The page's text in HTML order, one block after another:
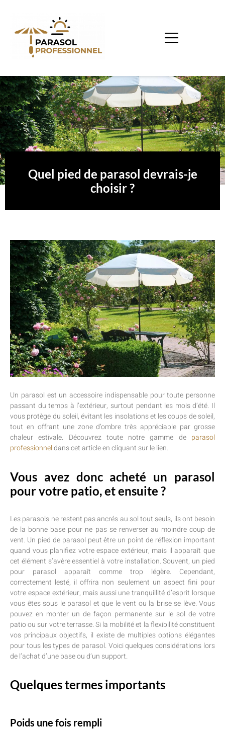
Quel pied de parasol devrais-je
choisir ?
Un parasol est un accessoire indispensable pour toute personne
passant du temps à l’extérieur, surtout pendant les mois d’été. Il
vous protège du soleil, évitant les insolations et les coups de soleil,
tout en offrant une zone d’ombre très appréciable par grosse
chaleur estivale. Découvrez toute notre gamme de parasol
professionneldans cet article en cliquant sur le lien.
Vous avez donc acheté un parasol
pour votre patio, et ensuite ?
Les parasols ne restent pas ancrés au sol tout seuls, ils ont besoin
de la bonne base pour ne pas se renverser au moindre coup de
vent. Un pied de parasol peut être un point de réflexion important
quand vous planifiez votre espace extérieur, mais il apparaît que
cet élément s’avère essentiel à votre installation. Souvent, un pied
pour parasol apparaît comme trop légère. Cependant,
correctement lesté, il offrira non seulement un aspect fini pour
votre espace extérieur, mais aussi une tranquillité d’esprit lorsque
vous êtes sous le parasol et que le vent ou la brise se lève. Vous
pouvez en monter un de façon permanente sur le sol de votre
patio ou sur votre terrasse. Si la mobilité et la flexibilité constituent
vos principaux objectifs, il existe de multiples options élégantes
pour tous les types de parasol. Voici quelques considérations lors
de l’achat d’une base ou d’un support.
Quelques termes importants
Poids une fois rempli